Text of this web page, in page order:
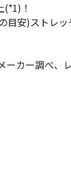
！
目安)ストレ
ーカー調べ、